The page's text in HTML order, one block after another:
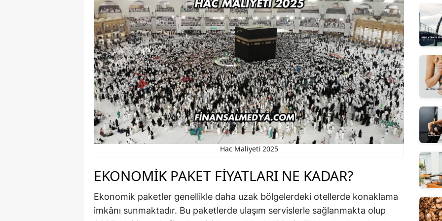
Hac Maliyeti 2025
EKONOMIK PAKET FIYATLARI NE KADAR?
Ekonomik paketler genellikle daha uzak bölgelerdeki otellerde konaklama
imkânı sunmaktadır. Bu paketlerde ulaşım servislerle sağlanmakta olup